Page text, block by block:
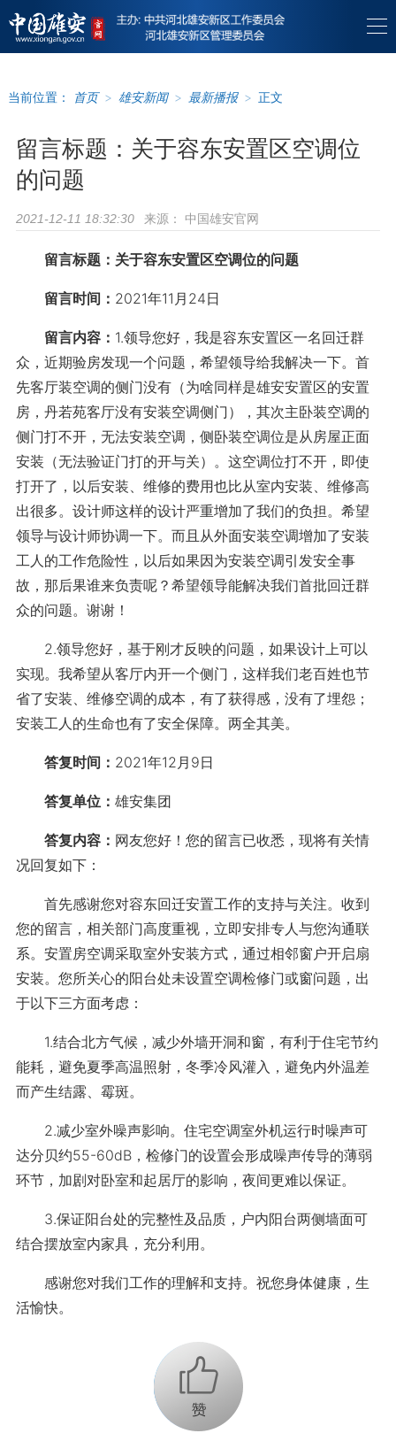
当前位置： 首页 > 雄安新闻 > 最新播报 > 正文
留言标题：关于容东安置区空调位
的问题
2021-12-11 18:32:30 来源： 中国雄安官网
留言标题：关于容东安置区空调位的问题
留言时间： 2021年11月24日
留言内容： 1.领导您好，我是容东安置区一名回迁群
众，近期验房发现一个问题，希望领导给我解决一下。首
先客厅装空调的侧门没有（为啥同样是雄安安置区的安置
房，丹若苑客厅没有安装空调侧门），其次主卧装空调的
侧门打不开，无法安装空调，侧卧装空调位是从房屋正面
安装（无法验证门打的开与关）。这空调位打不开，即使
打开了，以后安装、维修的费用也比从室内安装、维修高
出很多。设计师这样的设计严重增加了我们的负担。希望
领导与设计师协调一下。而且从外面安装空调增加了安装
工人的工作危险性，以后如果因为安装空调引发安全事
故，那后果谁来负责呢？希望领导能解决我们首批回迁群
众的问题。谢谢！
2.领导您好，基于刚才反映的问题，如果设计上可以
实现。我希望从客厅内开一个侧门，这样我们老百姓也节
省了安装、维修空调的成本，有了获得感，没有了埋怨；
安装工人的生命也有了安全保障。两全其美。
答复时间： 2021年12月9日
答复单位： 雄安集团
答复内容： 网友您好！您的留言已收悉，现将有关情
况回复如下：
首先感谢您对容东回迁安置工作的支持与关注。收到
您的留言，相关部门高度重视，立即安排专人与您沟通联
系。安置房空调采取室外安装方式，通过相邻窗户开启扇
安装。您所关心的阳台处未设置空调检修门或窗问题，出
于以下三方面考虑：
1.结合北方气候，减少外墙开洞和窗，有利于住宅节约
能耗，避免夏季高温照射，冬季冷风灌入，避免内外温差
而产生结露、霉斑。
2.减少室外噪声影响。住宅空调室外机运行时噪声可
达分贝约55-60dB，检修门的设置会形成噪声传导的薄弱
环节，加剧对卧室和起居厅的影响，夜间更难以保证。
3.保证阳台处的完整性及品质，户内阳台两侧墙面可
结合摆放室内家具，充分利用。
感谢您对我们工作的理解和支持。祝您身体健康，生
活愉快。
+1